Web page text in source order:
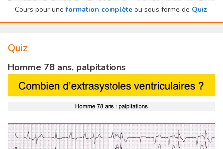
Cours pour uneformation complèteou sous forme de Quiz.
Quiz
Homme 78 ans, palpitations